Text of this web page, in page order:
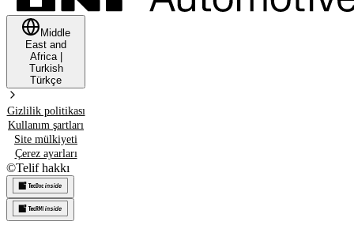
Middle
East and
Africa|
Turkish
Türkçe
Gizlilik politikası
Kullanım şartları
Site mülkiyeti
Çerez ayarları
©Telif hakkı